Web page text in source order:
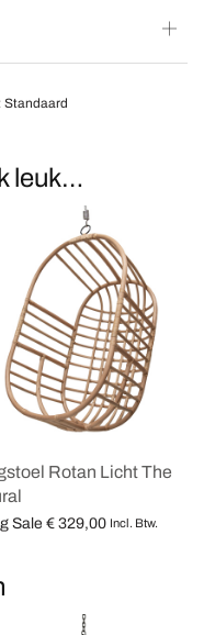
Standaard
leuk…
Rotan Licht The
Sale € 329,00 Incl. Btw.